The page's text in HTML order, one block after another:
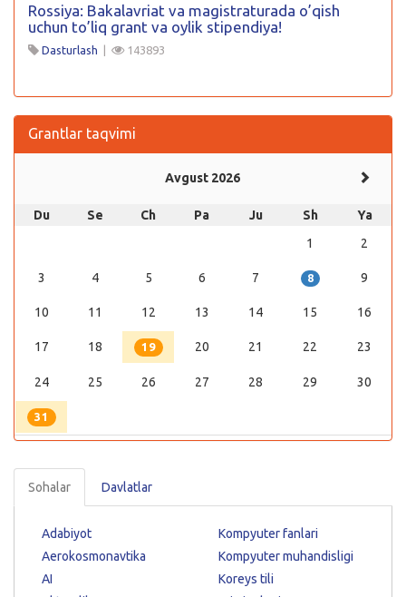
Rossiya: Bakalavriat va magistraturada o’qish
uchun to’liq grant va oylik stipendiya!
Dasturlash | 143893
Grantlar taqvimi
Avgust 2026
Du Se Ch Pa Ju Sh
Ya
1
2
3 4 5 6 7 8 9
10 11 12 13 14 15 16
17 18 19 20 21 22 23
24 25 26 27 28 29 30
31
Sohalar Davlatlar
Adabiyot
Aerokosmonavtika
AI
Kompyuter fanlari
Kompyuter muhandisligi
Koreys tili